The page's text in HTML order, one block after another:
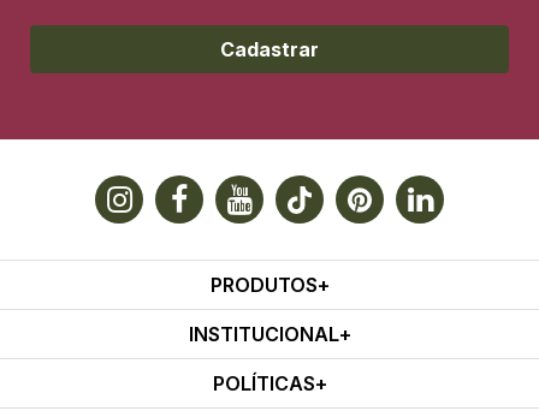
Cadastrar
PRODUTOS
INSTITUCIONAL
POLÍTICAS